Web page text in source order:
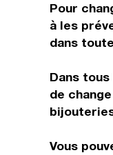
Pour
à les
dans
Dans
de
Vous